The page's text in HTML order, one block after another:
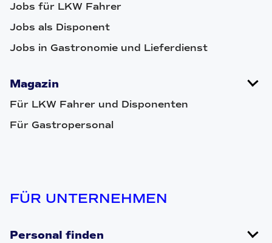
Jobs für LKW Fahrer
Jobs als Disponent
Jobs in Gastronomie und Lieferdienst
Magazin
Für LKW Fahrer und Disponenten
Für Gastropersonal
FÜR UNTERNEHMEN
Personal finden